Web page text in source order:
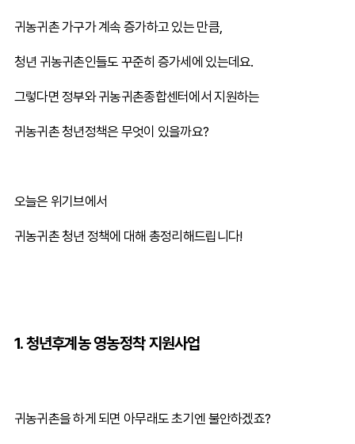
귀농귀촌 가구가 계속 증가하고 있는 만큼,
청년 귀농귀촌인들도 꾸준히 증가세에 있는데요.
그렇다면 정부와 귀농귀촌종합센터에서 지원하는
귀농귀촌 청년정책은 무엇이 있을까요?
오늘은 위기브에서
귀농귀촌 청년 정책에 대해 총정리해드립니다!
1. 청년후계농 영농정착 지원사업
귀농귀촌을 하게 되면 아무래도 초기엔 불안하겠죠?